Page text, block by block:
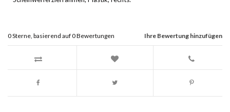
Ihre Bewertung hinzufügen
0Sterne, basierend auf0Bewertungen